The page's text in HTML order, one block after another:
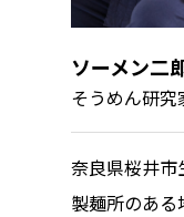
ソーメン二
そうめん研
奈良県桜井市
製麺所のあ